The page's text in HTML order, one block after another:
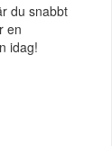
du snabbt
en
idag!